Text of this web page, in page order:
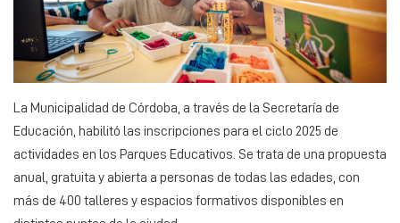
La Municipalidad de Córdoba, a través de la Secretaría de
Educación, habilitó las inscripciones para el ciclo 2025 de
actividades en los Parques Educativos. Se trata de una propuesta
anual, gratuita y abierta a personas de todas las edades, con
más de 400 talleres y espacios formativos disponibles en